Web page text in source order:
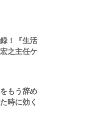
！『生活
之主任ケ
もう辞め
時に効く